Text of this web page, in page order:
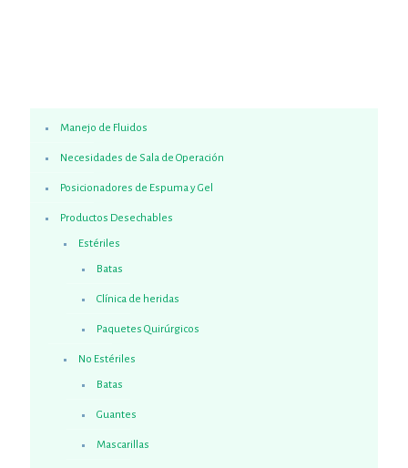
Manejo de Fluidos
Necesidades de Sala de Operación
Posicionadores de Espuma y Gel
Productos Desechables
Estériles
Batas
Clínica de heridas
Paquetes Quirúrgicos
No Estériles
Batas
Guantes
Mascarillas